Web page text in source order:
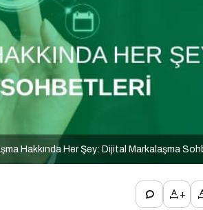
Hakkında Her Şey: Dijital Markalaşma
+